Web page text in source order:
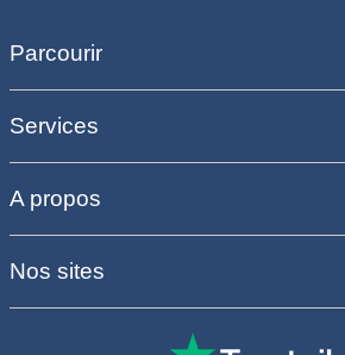
Parcourir
Services
A propos
Nos sites